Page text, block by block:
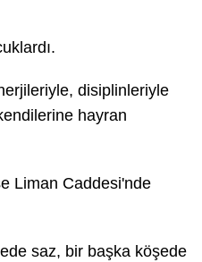
disiplinleriyle
hayran
Liman Caddesi'nde
saz, bir başka köşede